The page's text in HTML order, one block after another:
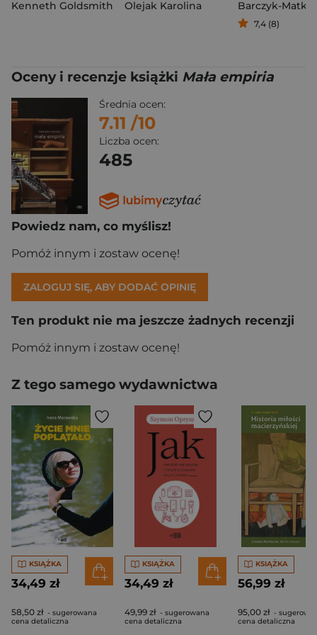
Kenneth Goldsmith Olejak Karolina
7,4 (8)
Oceny i recenzje książki Mała empiria
Średnia ocen:
7.11 /10
Liczba ocen:
485
Powiedz nam, co myślisz!
Pomóż innym i zostaw ocenę!
ZALOGUJ SIĘ, ABY DODAĆ OPINIĘ
Ten produkt nie ma jeszcze żadnych recenzji
Pomóż innym i zostaw ocenę!
Z tego samego wydawnictwa
KSIĄŻKA
34,49 zł
58,50 zł - sugerowana
cena detaliczna
KSIĄŻKA
34,49 zł
49,99 zł - sugerowana
cena detaliczna
KSIĄŻKA
56,99 zł
95,00 zł -
cena detaliczna